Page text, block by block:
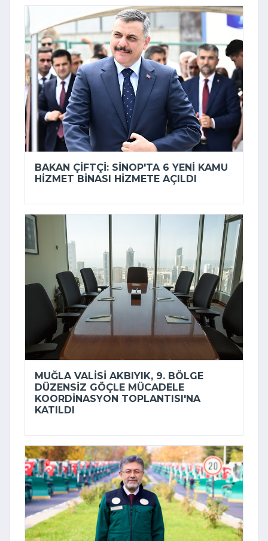
BAKAN ÇIFTÇI: SINOP'TA 6 YENI KAMU
HIZMET BINASI HIZMETE AÇILDI
MUĞLA VALISI AKBIYIK, 9. BÖLGE
DÜZENSIZ GÖÇLE MÜCADELE
KOORDINASYON TOPLANTISI'NA
KATILDI